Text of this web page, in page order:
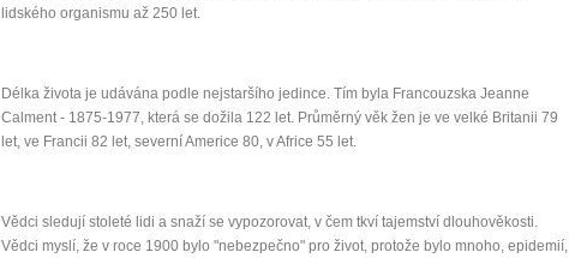
lidského organismu až 250 let.
Délka života je udávána podle nejstaršího jedince. Tím byla Francouzska Jeanne
Calment - 1875-1977, která se dožila 122 let. Průměrný věk žen je ve velké Britanii 79
let, ve Francii 82 let, severní Americe 80, v Africe 55 let.
Vědci sledují stoleté lidi a snaží se vypozorovat, v čem tkví tajemství dlouhověkosti.
Vědci myslí, že v roce 1900 bylo "nebezpečno" pro život, protože bylo mnoho, epidemií,